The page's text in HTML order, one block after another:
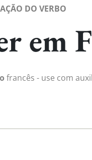
DO VERBO
em
francês - use com